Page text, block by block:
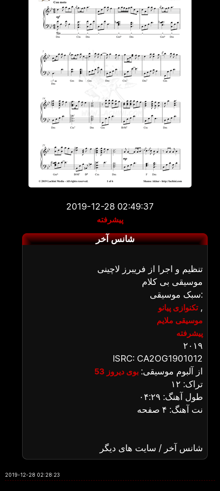
2019-12-28 02:49:37
پیشرفته
شانس آخر
تنظیم و اجرا از فریبرز لاچینی
موسیقی بی کلام
سبک موسیقی:
تکنوازی پیانو,
موسیقی ملایم
پیشرفته
۲۰۱۹
ISRC: CA2OG1901012
از آلبوم موسیقی: بوی دیروز 53
تراک: ۱۲
طول آهنگ: ۰۴:۲۹
نت آهنگ: ۴ صفحه
شانس آخر / سایت های دیگر
2019-12-28 02:28:23